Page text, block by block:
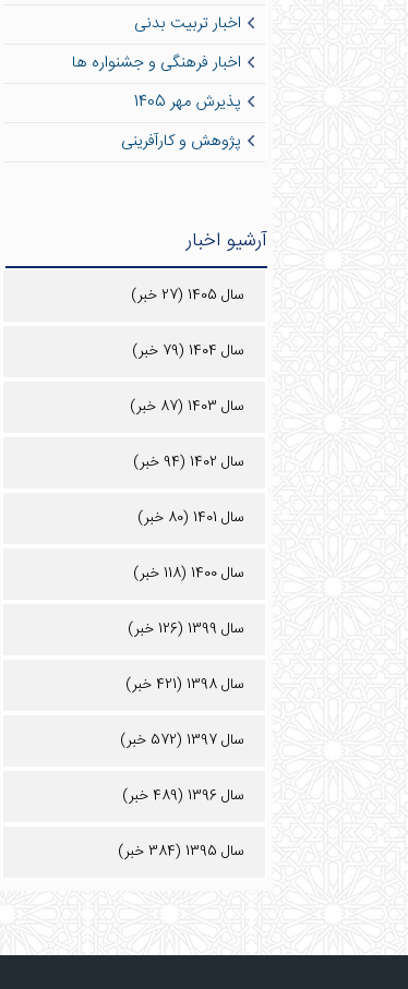
اخبار تربیت بدنی
اخبار فرهنگی و جشنواره ها
پذیرش مهر 1405
پژوهش و کارآفرینی
آرشیو اخبار
سال 1405 (27 خبر)
سال 1404 (79 خبر)
سال 1403 (87 خبر)
سال 1402 (94 خبر)
سال 1401 (80 خبر)
سال 1400 (118 خبر)
سال 1399 (126 خبر)
سال 1398 (421 خبر)
سال 1397 (572 خبر)
سال 1396 (489 خبر)
سال 1395 (384 خبر)